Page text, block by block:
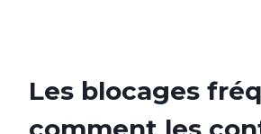
Les blocages